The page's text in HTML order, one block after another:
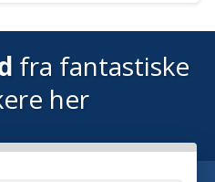
fra fantastiske
her